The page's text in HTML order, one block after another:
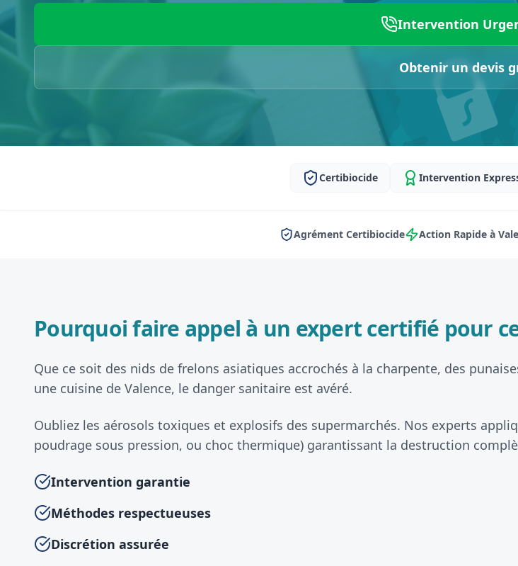
Intervention
Obtenir un devis
Certibiocide Intervention
Agrément Certibiocide Action Rapide à
Pourquoi faire appel à un expert certifié pour
Que ce soit des nids de frelons asiatiques accrochés à la charpente, des
une cuisine de Valence, le danger sanitaire est avéré.
Oubliez les aérosols toxiques et explosifs des supermarchés. Nos experts
poudrage sous pression, ou choc thermique) garantissant la destruction
Intervention garantie
Méthodes respectueuses
Discrétion assurée